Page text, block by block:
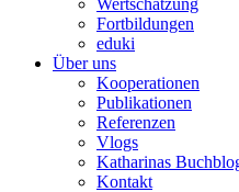
Wertschätzung
Fortbildungen
eduki
Über uns
Kooperationen
Publikationen
Referenzen
Vlogs
Katharinas
Kontakt